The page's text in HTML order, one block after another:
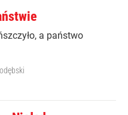
a państwo